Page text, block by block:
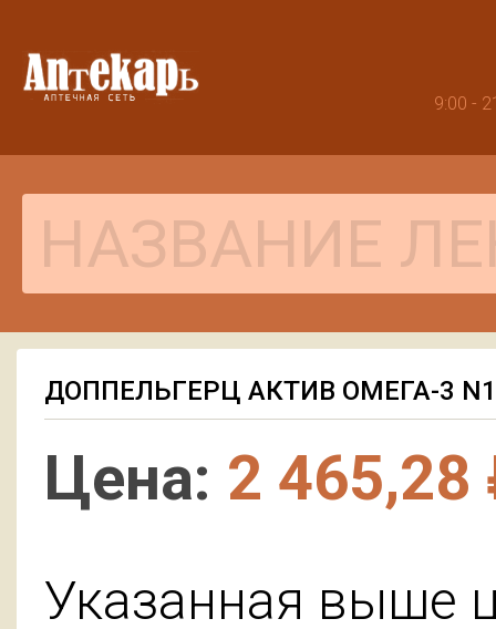
9:00 -
ДОППЕЛЬГЕРЦ АКТИВ ОМЕГА-3
Цена: 2 465,28
Указанная выше